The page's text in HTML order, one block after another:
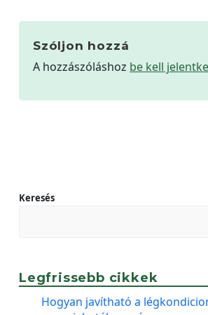
Szóljon hozzá
A hozzászóláshoz be kell
Keresés
Legfrissebb cikkek
Hogyan javítható a